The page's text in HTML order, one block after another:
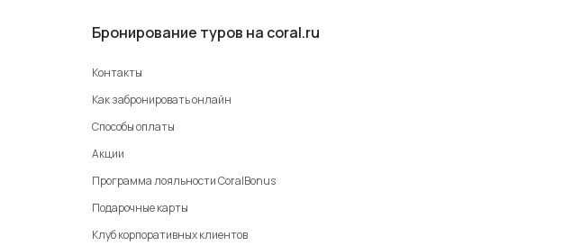
Бронирование туров на coral.ru
Контакты
Как забронировать онлайн
Способы оплаты
Акции
Программа лояльности CoralBonus
Подарочные карты
Клуб корпоративных клиентов